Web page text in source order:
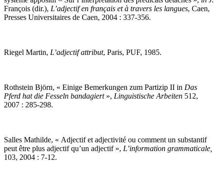
François (dir.), L’adjectif en français et à travers les langues, Caen,
Presses Universitaires de Caen, 2004 : 337-356.
Riegel Martin, L’adjectif attribut, Paris, PUF, 1985.
Rothstein Björn, « Einige Bemerkungen zum Partizip II in Das
Pferd hat die Fesseln bandagiert», Linguistische Arbeiten 512,
2007 : 285-298.
Salles Mathilde, « Adjectif et adjectivité ou comment un substantif
peut être plus adjectif qu’un adjectif », L’information grammaticale,
103, 2004 : 7-12.